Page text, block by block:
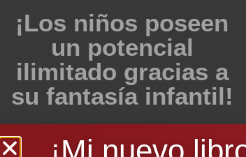
¡Los niños poseen
un potencial
ilimitado gracias a
su fantasía infantil!